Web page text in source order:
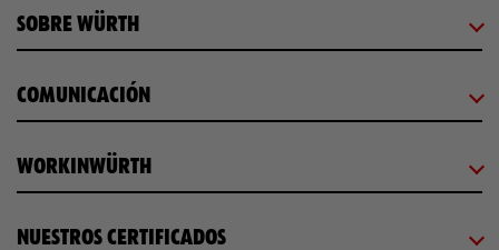
SOBRE WÜRTH
COMUNICACIÓN
WORKINWÜRTH
NUESTROS CERTIFICADOS